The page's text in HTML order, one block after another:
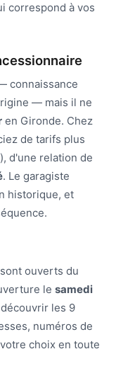
correspond à vos
connaissance
— mais il ne
en Gironde. Chez
de tarifs plus
d'une relation de
. Le garagiste
historique, et
ouverts du
le samedi
les 9
numéros de
choix en toute